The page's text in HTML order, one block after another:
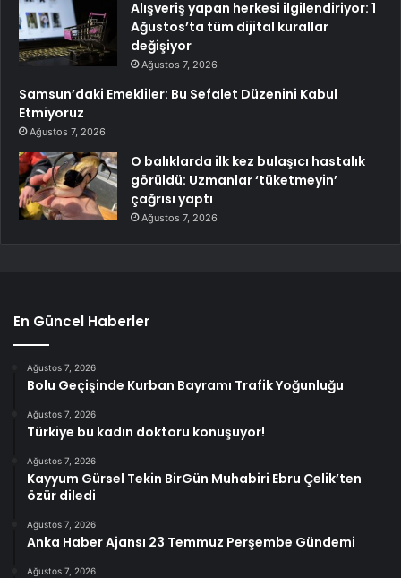
Alışveriş yapan herkesi ilgilendiriyor: 1
Ağustos’ta tüm dijital kurallar
değişiyor
Ağustos 7, 2026
Samsun’daki Emekliler: Bu Sefalet Düzenini Kabul
Etmiyoruz
Ağustos 7, 2026
O balıklarda ilk kez bulaşıcı hastalık
görüldü: Uzmanlar ‘tüketmeyin’
çağrısı yaptı
Ağustos 7, 2026
En Güncel Haberler
Ağustos 7, 2026
Bolu Geçişinde Kurban Bayramı Trafik Yoğunluğu
Ağustos 7, 2026
Türkiye bu kadın doktoru konuşuyor!
Ağustos 7, 2026
Kayyum Gürsel Tekin BirGün Muhabiri Ebru Çelik’ten
özür diledi
Ağustos 7, 2026
Anka Haber Ajansı 23 Temmuz Perşembe Gündemi
Ağustos 7, 2026